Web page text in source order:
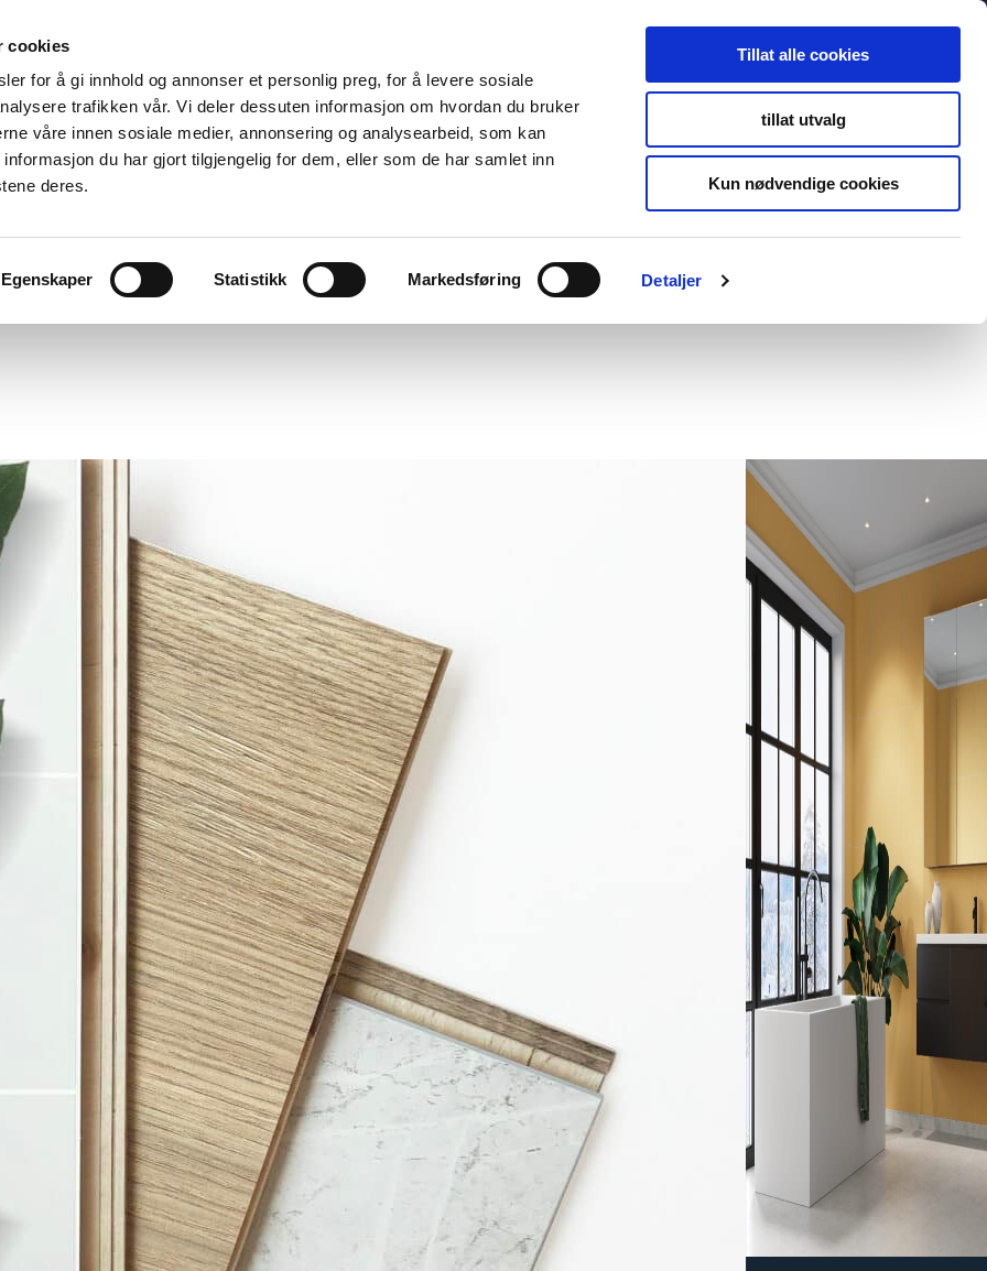
cookies
for å gi innhold og annonser et personlig preg, for å levere sosiale
trafikken vår. Vi deler dessuten informasjon om hvordan du bruker
våre innen sosiale medier, annonsering og analysearbeid, som kan
du har gjort tilgjengelig for dem, eller som de har samlet inn
deres.
Egenskaper Statistikk Markedsføring Detaljer
Tillat alle cookies
tillat utvalg
Kun nødvendige cookies